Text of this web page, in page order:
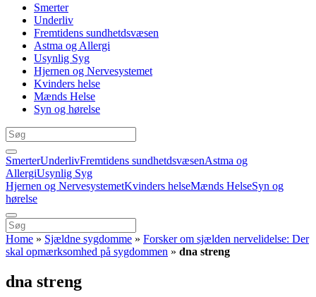
Smerter
Underliv
Fremtidens sundhetdsvæsen
Astma og Allergi
Usynlig Syg
Hjernen og Nervesystemet
Kvinders helse
Mænds Helse
Syn og hørelse
SmerterUnderlivFremtidens sundhetdsvæsenAstma og
AllergiUsynlig Syg
Hjernen og NervesystemetKvinders helseMænds HelseSyn og
hørelse
Home » Sjældne sygdomme » Forsker om sjælden nervelidelse: Der
skal opmærksomhed på sygdommen » dna streng
dna streng